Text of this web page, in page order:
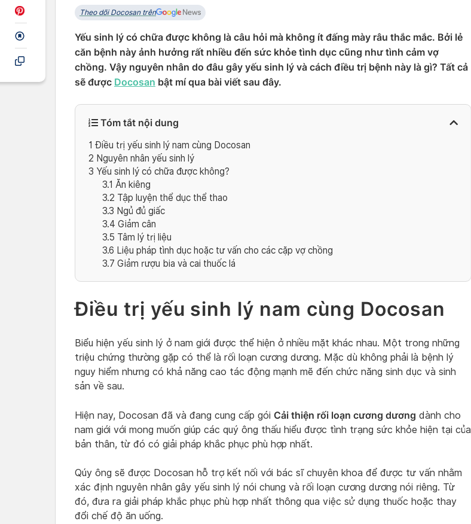
Theo dõi Docosan trên
Yếu sinh lý có chữa được không là câu hỏi mà không ít đấng mày râu thắc mắc. Bởi lẻ
căn bệnh này ảnh hưởng rất nhiều đến sức khỏe tình dục cũng như tình cảm vợ
chồng. Vậy nguyên nhân do đâu gây yếu sinh lý và cách điều trị bệnh này là gì? Tất cả
sẽ được Docosan bật mí qua bài viết sau đây.
Tóm tắt nội dung
1 Điều trị yếu sinh lý nam cùng Docosan
2 Nguyên nhân yếu sinh lý
3 Yếu sinh lý có chữa được không?
3.1 Ăn kiêng
3.2 Tập luyện thể dục thể thao
3.3 Ngủ đủ giấc
3.4 Giảm cân
3.5 Tâm lý trị liệu
3.6 Liệu pháp tình dục hoặc tư vấn cho các cặp vợ chồng
3.7 Giảm rượu bia và cai thuốc lá
Điều trị yếu sinh lý nam cùng Docosan
Biểu hiện yếu sinh lý ở nam giới được thể hiện ở nhiều mặt khác nhau. Một trong những
triệu chứng thường gặp có thể là rối loạn cương dương. Mặc dù không phải là bệnh lý
nguy hiểm nhưng có khả năng cao tác động mạnh mẽ đến chức năng sinh dục và sinh
sản về sau.
Hiện nay, Docosan đã và đang cung cấp gói Cải thiện rối loạn cương dương dành cho
nam giới với mong muốn giúp các quý ông thấu hiểu được tình trạng sức khỏe hiện tại của
bản thân, từ đó có giải pháp khắc phục phù hợp nhất.
Qúy ông sẽ được Docosan hỗ trợ kết nối với bác sĩ chuyên khoa để được tư vấn nhằm
xác định nguyên nhân gây yếu sinh lý nói chung và rối loạn cương dương nói riêng. Từ
đó, đưa ra giải pháp khắc phục phù hợp nhất thông qua việc sử dụng thuốc hoặc thay
đổi chế độ ăn uống.